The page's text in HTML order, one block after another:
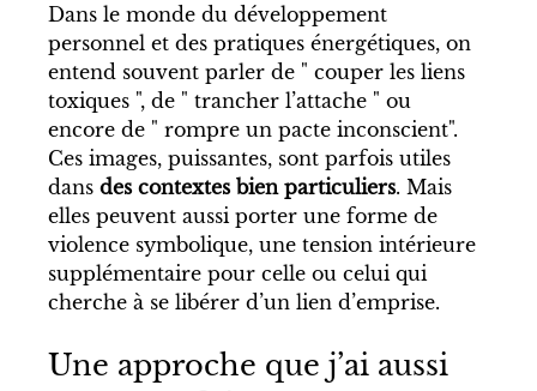
Dans le monde du développement
personnel et des pratiques énergétiques, on
entend souvent parler de " couper les liens
toxiques ", de " trancher l’attache " ou
encore de " rompre un pacte inconscient".
Ces images, puissantes, sont parfois utiles
dans des contextes bien particuliers. Mais
elles peuvent aussi porter une forme de
violence symbolique, une tension intérieure
supplémentaire pour celle ou celui qui
cherche à se libérer d’un lien d’emprise.
Une approche que j’ai aussi